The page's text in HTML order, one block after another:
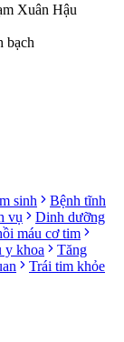
Xuân Hậu
bạch
sinh
Bệnh tĩnh
vụ
Dinh dưỡng
máu cơ tim
y khoa
Tăng
Trái tim khỏe